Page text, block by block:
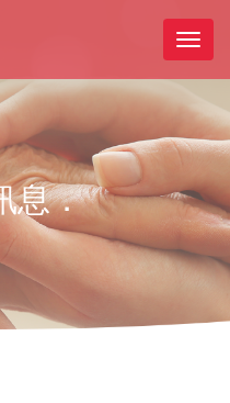
息．